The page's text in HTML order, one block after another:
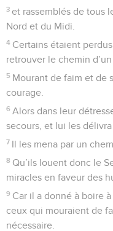
3 et rassemblés de tous
Nord et du Midi.
4 Certains étaient
retrouver le chemin
5 Mourant de faim et de
courage.
6 Alors dans leur
secours, et lui les délivra
7 Il les mena par un
8 Qu’ils louent donc le
miracles en faveur des
9 Car il a donné à boire
ceux qui mouraient de
nécessaire.